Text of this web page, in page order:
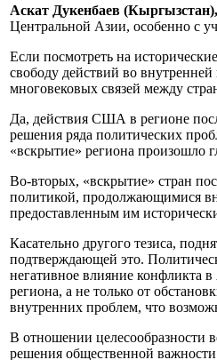
Аскат Дукенбаев
Центральной Азии, особенно с
Если посмотреть на
свободу действий во
многовековых связей между
Да, действия США в регионе
решения ряда политических
«вскрытие» региона произошло
Во-вторых, «вскрытие» стран
политикой, продолжающимися
предоставленным им
Касательно другого тезиса,
подтверждающей это.
негативное влияние конфликта
региона, а не только от
внутренних проблем, что
В отношении целесообразности
решения общественной